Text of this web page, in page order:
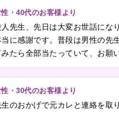
・40代のお客様より
人先生、先日は大変お世話にな
当に感謝です。普段は男性の先
みたら全部当たっていて、お願
・30代のお客様より
生のおかげで元カレと連絡を取